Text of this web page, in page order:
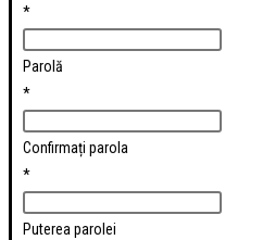
*
Parolă
*
Confirmați parola
*
Puterea parolei